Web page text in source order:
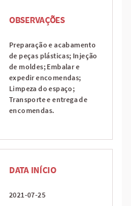
OBSERVAÇÕES
Preparação e acabamento
de peças plásticas; Injeção
de moldes; Embalar e
expedir encomendas;
Limpeza do espaço;
Transporte e entrega de
encomendas.
DATA INÍCIO
2021-07-25